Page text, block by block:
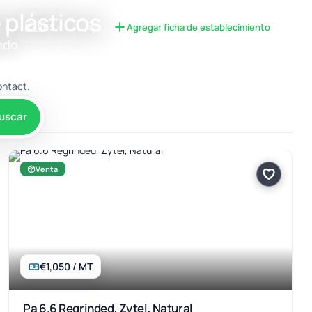
🇪🇸ES Iniciar sesiónAgregar ficha de establecimiento
€1,050 / MT
Venta
Pa 6.6 Regrinded, Zytel, Natural